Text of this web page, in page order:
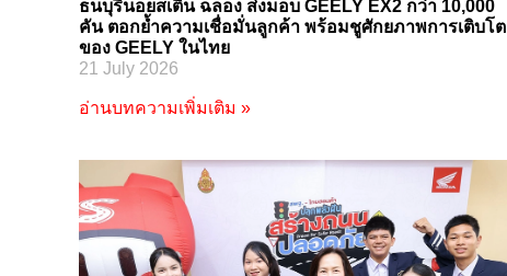
ธนบุรีนอยสเติน ฉลอง ส่งมอบ GEELY EX2 กว่า 10,000
คัน ตอกย้ำความเชื่อมั่นลูกค้า พร้อมชูศักยภาพการเติบโต
ของ GEELY ในไทย
21 July 2026
อ่านบทความเพิ่มเติม »